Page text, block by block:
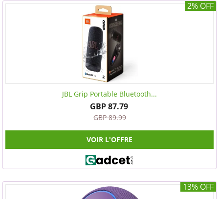
2% OFF
JBL Grip Portable Bluetooth...
GBP 87.79
GBP 89.99
VOIR L'OFFRE
13% OFF